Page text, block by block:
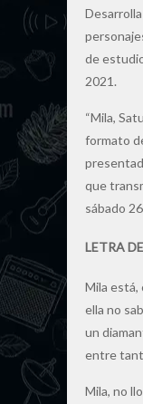
de
2021.
“Mila,
formato
que
sábado
LETRA
Mila está,
ella no
un
entre
Mila, no